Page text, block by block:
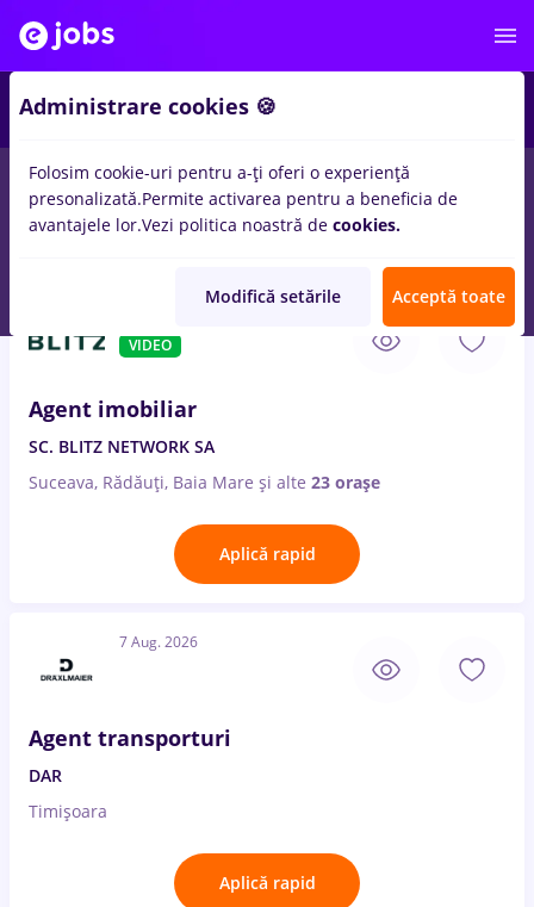
Salarii Full time Part time Fără experiență
VIDEO
Agent imobiliar
SC. BLITZ NETWORK SA
Suceava, Rădăuți, Baia Mare și alte 23 orașe
Aplică rapid
7 Aug. 2026
Agent transporturi
DAR
Timișoara
Aplică rapid
Administrare cookies 🍪
Folosim cookie-uri pentru a-ți oferi o experiență
presonalizată.Permite activarea pentru a beneficia de
avantajele lor.Vezi politica noastră de cookies.
Modifică setările Acceptă toate